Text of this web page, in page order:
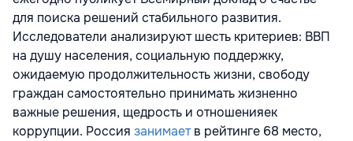
для поиска решений стабильного развития.
Исследователи анализируют шесть критериев: ВВП
на душу населения, социальную поддержку,
ожидаемую продолжительность жизни, свободу
граждан самостоятельно принимать жизненно
важные решения, щедрость и отношенияек
коррупции. Россия занимает в рейтинге 68 место,